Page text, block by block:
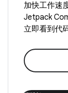
加快工作速
Jetpack
立即看到代